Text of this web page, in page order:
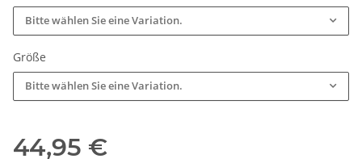
Bitte wählen Sie eine Variation.
Größe
Bitte wählen Sie eine Variation.
44,95 €